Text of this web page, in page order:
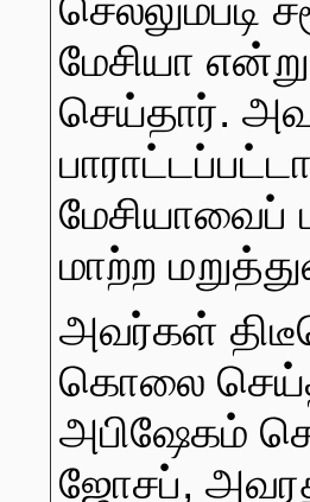
மேசியா
செய்தார்.
மேசியாவைப்
மாற்ற
அவர்கள்
கொலை
அபிஷேகம்
ஜோசப்,